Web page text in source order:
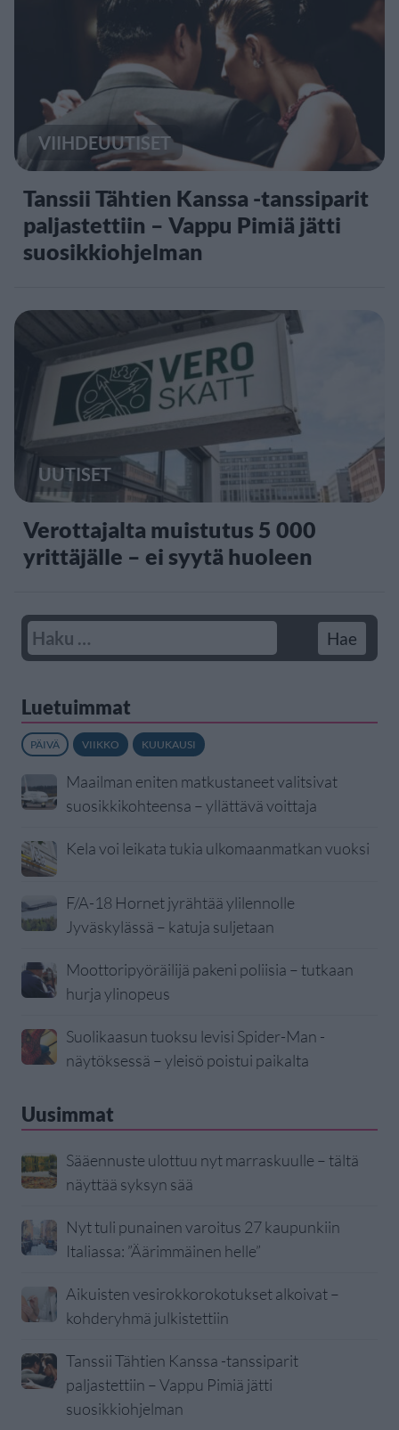
VIIHDEUUTISET
Tanssii Tähtien Kanssa -tanssiparit
paljastettiin – Vappu Pimiä jätti
suosikkiohjelman
UUTISET
Verottajalta muistutus 5 000
yrittäjälle – ei syytä huoleen
Luetuimmat
PÄIVÄ VIIKKO KUUKAUSI
Maailman eniten matkustaneet valitsivat
suosikkikohteensa – yllättävä voittaja
Kela voi leikata tukia ulkomaanmatkan vuoksi
F/A-18 Hornet jyrähtää ylilennolle
Jyväskylässä – katuja suljetaan
Moottoripyöräilijä pakeni poliisia – tutkaan
hurja ylinopeus
Suolikaasun tuoksu levisi Spider-Man -
näytöksessä – yleisö poistui paikalta
Uusimmat
Sääennuste ulottuu nyt marraskuulle – tältä
näyttää syksyn sää
Nyt tuli punainen varoitus 27 kaupunkiin
Italiassa: ”Äärimmäinen helle”
Aikuisten vesirokkorokotukset alkoivat –
kohderyhmä julkistettiin
Tanssii Tähtien Kanssa -tanssiparit
paljastettiin – Vappu Pimiä jätti
suosikkiohjelman